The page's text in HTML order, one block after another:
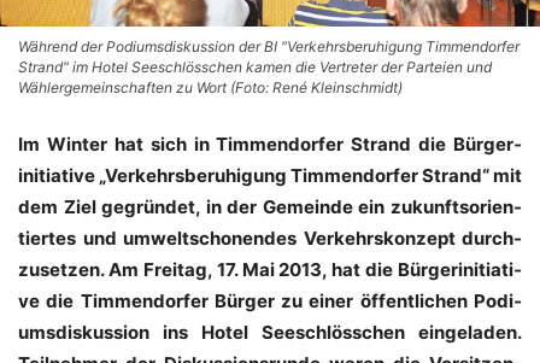
Während der Podiumsdiskussion der BI "Verkehrsberuhigung Timmendorfer
Strand" im Hotel Seeschlösschen kamen die Vertreter der Parteien und
Wählergemeinschaften zu Wort (Foto: René Kleinschmidt)
Im Win­ter hat sich in Tim­men­dor­fer Strand die Bür­ger­
initia­ti­ve „Ver­kehrs­be­ru­hi­gung Tim­men­dor­fer Strand“ mit
dem Ziel gegrün­det, in der Gemein­de ein zukunfts­ori­en­
tier­tes und umwelt­scho­nen­des Ver­kehrs­kon­zept durch­
zu­set­zen. Am Frei­tag, 17. Mai 2013, hat die Bür­ger­initia­ti­
ve die Tim­men­dor­fer Bür­ger zu einer öffent­li­chen Podi­
ums­dis­kus­si­on ins Hotel See­schlöss­chen ein­ge­la­den.